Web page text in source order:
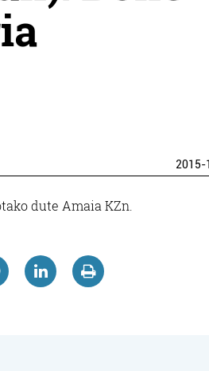
2015-
dute Amaia KZn.